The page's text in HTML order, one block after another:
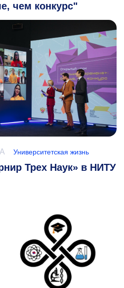
чем конкурс"
Университетская жизнь
Трех Наук» в НИТУ